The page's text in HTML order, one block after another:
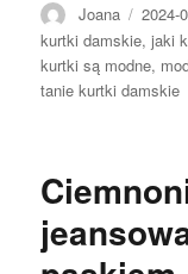
Autor
Joana 2024-
kurtki damskie,jaki
kurtki są modne,
tanie kurtki damskie